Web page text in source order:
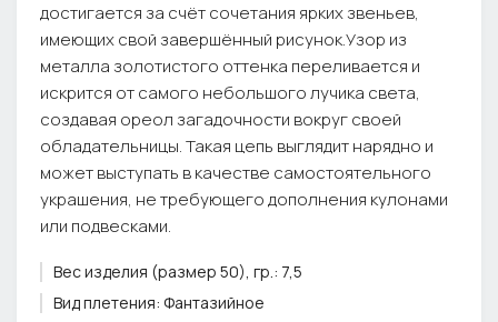
достигается за счёт сочетания ярких звеньев,
имеющих свой завершённый рисунок.Узор из
металла золотистого оттенка переливается и
искрится от самого небольшого лучика света,
создавая ореол загадочности вокруг своей
обладательницы. Такая цепь выглядит нарядно и
может выступать в качестве самостоятельного
украшения, не требующего дополнения кулонами
или подвесками.
Вес изделия (размер 50), гр.: 7,5
Вид плетения: Фантазийное